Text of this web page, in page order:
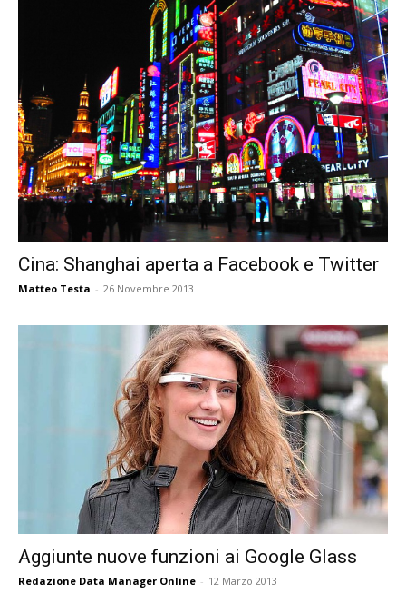
Cina: Shanghai aperta a Facebook e Twitter
Matteo Testa - 26 Novembre 2013
Aggiunte nuove funzioni ai Google Glass
Redazione Data Manager Online - 12 Marzo 2013